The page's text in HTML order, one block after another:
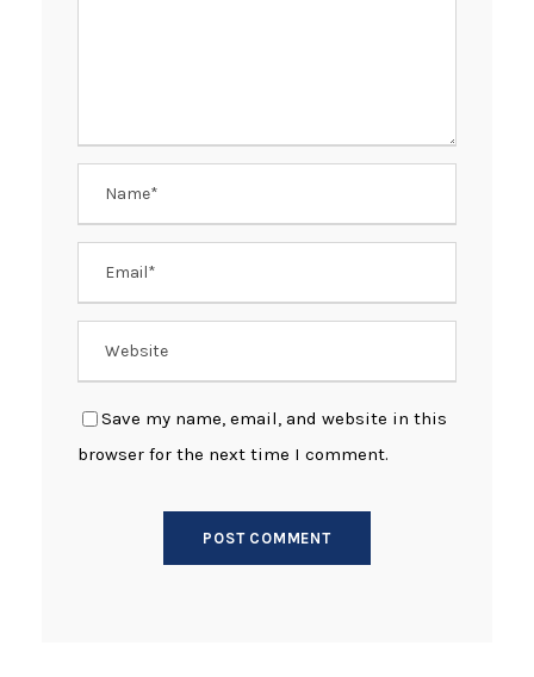
Save my name, email, and website in this
browser for the next time I comment.